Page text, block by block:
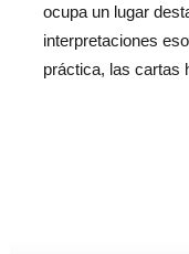
ocupa un lugar
interpretaciones
práctica, las cartas